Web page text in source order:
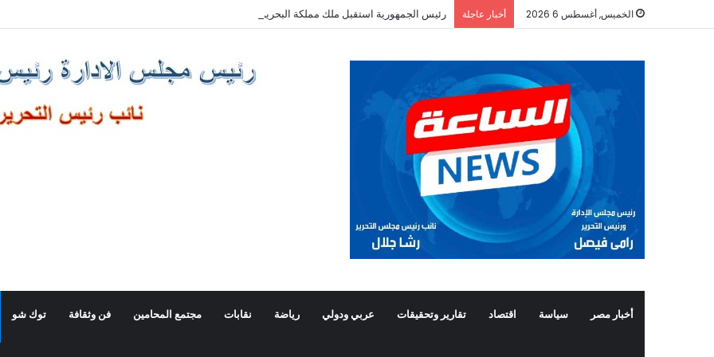
الخميس, أغسطس 6 2026 أخبار عاجلة رئيس الجمهورية استقبل ملك مملكة البحرين الشقيقة
أخبار مصر سياسة اقتصاد تقارير وتحقيقات عربي ودولي رياضة نقابات مجتمع المحامين فن وثقافة توك شو